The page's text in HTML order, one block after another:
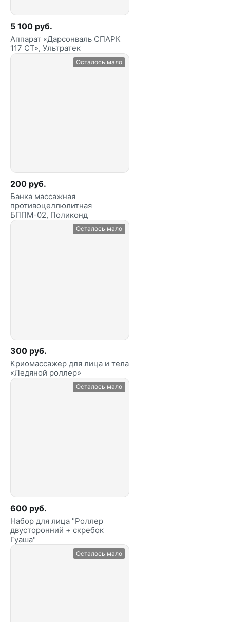
5 100 руб.
Аппарат «Дарсонваль СПАРК
117 СТ», Ультратек
Осталось мало
200 руб.
Банка массажная
противоцеллюлитная
БППМ-02, Поликонд
Осталось мало
300 руб.
Криомассажер для лица и тела
«Ледяной роллер»
Осталось мало
600 руб.
Набор для лица "Роллер
двусторонний + скребок
Гуаша"
Осталось мало